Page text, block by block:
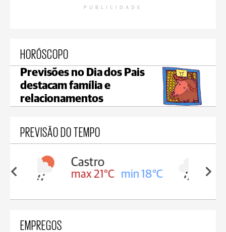
PUBLICIDADE
HORÓSCOPO
Previsões no Dia dos Pais
destacam família e
relacionamentos
PREVISÃO DO TEMPO
18°C
Carambeí
max 20°C min 18°C
EMPREGOS